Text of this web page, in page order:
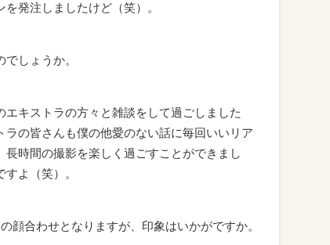
発注しましたけど（笑）。
しょうか。
キストラの方々と雑談をして過ごしました
ラの皆さんも僕の他愛のない話に毎回いいリア
時間の撮影を楽しく過ごすことができまし
よ（笑）。
顔合わせとなりますが、印象はいかがですか。